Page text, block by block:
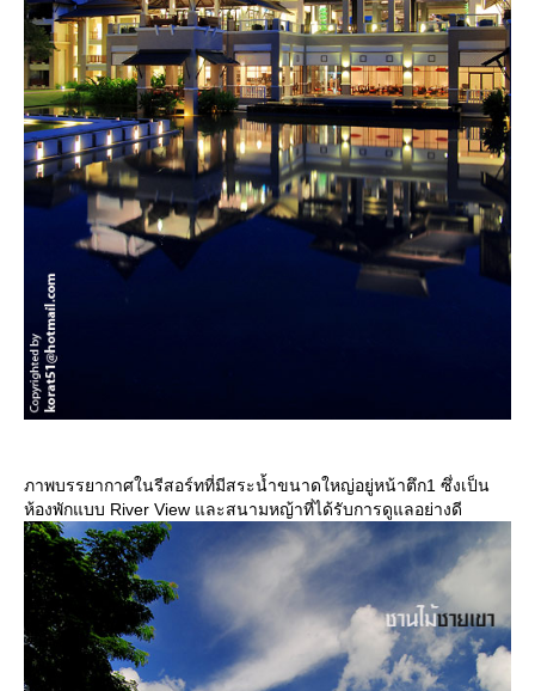
ภาพบรรยากาศในรีสอร์ทที่มีสระน้ำขนาดใหญ่อยู่หน้าตึก1 ซึ่งเป็น
ห้องพักแบบ River View และสนามหญ้าที่ได้รับการดูแลอย่างดี